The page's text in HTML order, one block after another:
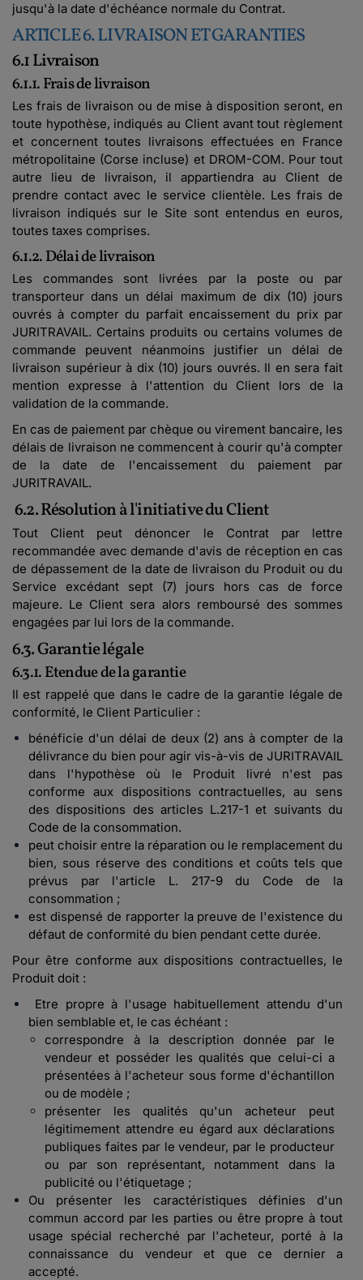
jusqu'à la date d'échéance normale du Contrat.
ARTICLE 6. LIVRAISON ET GARANTIES
6.1 Livraison
6.1.1. Frais de livraison
Les frais de livraison ou de mise à disposition seront, en
toute hypothèse, indiqués au Client avant tout règlement
et concernent toutes livraisons effectuées en France
métropolitaine (Corse incluse) et DROM-COM. Pour tout
autre lieu de livraison, il appartiendra au Client de
prendre contact avec le service clientèle. Les frais de
livraison indiqués sur le Site sont entendus en euros,
toutes taxes comprises.
6.1.2. Délai de livraison
Les commandes sont livrées par la poste ou par
transporteur dans un délai maximum de dix (10) jours
ouvrés à compter du parfait encaissement du prix par
JURITRAVAIL. Certains produits ou certains volumes de
commande peuvent néanmoins justifier un délai de
livraison supérieur à dix (10) jours ouvrés. Il en sera fait
mention expresse à l'attention du Client lors de la
validation de la commande.
En cas de paiement par chèque ou virement bancaire, les
délais de livraison ne commencent à courir qu'à compter
de la date de l'encaissement du paiement par
JURITRAVAIL.
6.2. Résolution à l'initiative du Client
Tout Client peut dénoncer le Contrat par lettre
recommandée avec demande d'avis de réception en cas
de dépassement de la date de livraison du Produit ou du
Service excédant sept (7) jours hors cas de force
majeure. Le Client sera alors remboursé des sommes
engagées par lui lors de la commande.
6.3. Garantie légale
6.3.1. Etendue de la garantie
Il est rappelé que dans le cadre de la garantie légale de
conformité, le Client Particulier :
bénéficie d'un délai de deux (2) ans à compter de la
délivrance du bien pour agir vis-à-vis de JURITRAVAIL
dans l'hypothèse où le Produit livré n'est pas
conforme aux dispositions contractuelles, au sens
des dispositions des articles L.217-1 et suivants du
Code de la consommation.
peut choisir entre la réparation ou le remplacement du
bien, sous réserve des conditions et coûts tels que
prévus par l'article L. 217-9 du Code de la
consommation ;
est dispensé de rapporter la preuve de l'existence du
défaut de conformité du bien pendant cette durée.
Pour être conforme aux dispositions contractuelles, le
Produit doit :
Etre propre à l'usage habituellement attendu d'un
bien semblable et, le cas échéant :
correspondre à la description donnée par le
vendeur et posséder les qualités que celui-ci a
présentées à l'acheteur sous forme d'échantillon
ou de modèle ;
présenter les qualités qu'un acheteur peut
légitimement attendre eu égard aux déclarations
publiques faites par le vendeur, par le producteur
ou par son représentant, notamment dans la
publicité ou l'étiquetage ;
Ou présenter les caractéristiques définies d'un
commun accord par les parties ou être propre à tout
usage spécial recherché par l'acheteur, porté à la
connaissance du vendeur et que ce dernier a
accepté.